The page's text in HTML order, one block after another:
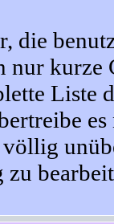
die
nur
Liste
völlig